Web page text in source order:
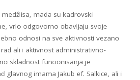
medžlisa, mada su kadrovski
vrlo odgovorno obavljaju svoje
odnosi na sve aktivnosti vezano
ali i aktivnost administrativno-
skladnost funcionisanja je
glavnog imama Jakub ef. Salkice, ali i